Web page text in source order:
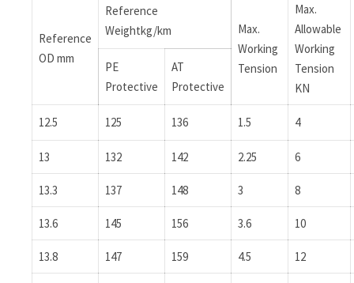
Reference
OD mm
Reference
Weightkg/km
Max.
Working
Tension
Max.
Allowable
Working
Tension
KN
PE
Protective
AT
Protective
12.5 125 136 1.5 4
13 132 142 2.25 6
13.3 137 148 3 8
13.6 145 156 3.6 10
13.8 147 159 4.5 12